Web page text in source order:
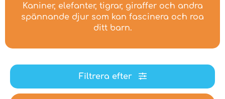
Kaniner, elefanter, tigrar, giraffer och andra
spännande djur som kan fascinera och roa
ditt barn.
Filtrera efter